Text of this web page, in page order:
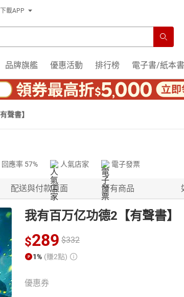
下載APP
品牌旗艦 優惠活動 排行榜 電子書/紙本書
聲書】
回應率 57% 人氣店家 電子發票
配送與付款頁面 所有商品
我有百万亿功德2【有聲書】
$289 $332
1% (賺2點)
優惠券